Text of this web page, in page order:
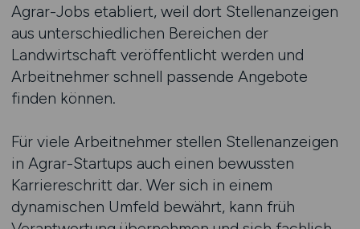
Agrar-Jobs etabliert, weil dort Stellenanzeigen
aus unterschiedlichen Bereichen der
Landwirtschaft veröffentlicht werden und
Arbeitnehmer schnell passende Angebote
finden können.
Für viele Arbeitnehmer stellen Stellenanzeigen
in Agrar-Startups auch einen bewussten
Karriereschritt dar. Wer sich in einem
dynamischen Umfeld bewährt, kann früh